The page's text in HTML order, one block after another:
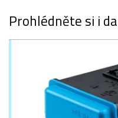
Prohlédněte si i